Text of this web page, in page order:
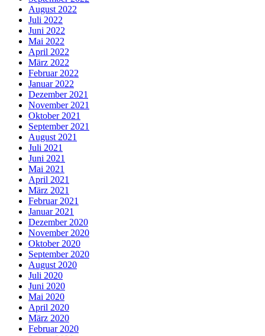
August 2022
Juli 2022
Juni 2022
Mai 2022
April 2022
März 2022
Februar 2022
Januar 2022
Dezember 2021
November 2021
Oktober 2021
September 2021
August 2021
Juli 2021
Juni 2021
Mai 2021
April 2021
März 2021
Februar 2021
Januar 2021
Dezember 2020
November 2020
Oktober 2020
September 2020
August 2020
Juli 2020
Juni 2020
Mai 2020
April 2020
März 2020
Februar 2020